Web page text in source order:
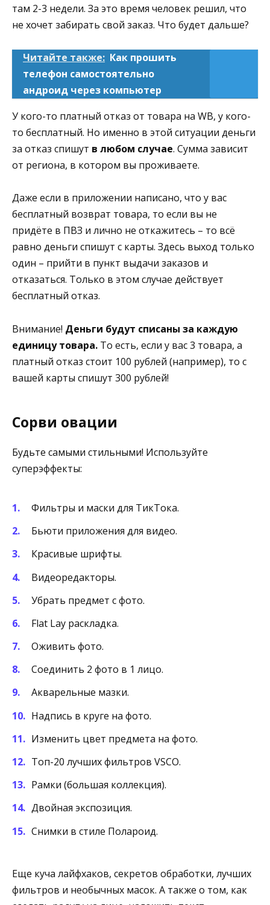
там 2-3 недели. За это время человек решил, что
не хочет забирать свой заказ. Что будет дальше?
Читайте также: Как прошить
телефон самостоятельно
андроид через компьютер
У кого-то платный отказ от товара на WB, у кого-
то бесплатный. Но именно в этой ситуации деньги
за отказ спишут в любом случае. Сумма зависит
от региона, в котором вы проживаете.
Даже если в приложении написано, что у вас
бесплатный возврат товара, то если вы не
придёте в ПВЗ и лично не откажитесь – то всё
равно деньги спишут с карты. Здесь выход только
один – прийти в пункт выдачи заказов и
отказаться. Только в этом случае действует
бесплатный отказ.
Внимание! Деньги будут списаны за каждую
единицу товара. То есть, если у вас 3 товара, а
платный отказ стоит 100 рублей (например), то с
вашей карты спишут 300 рублей!
Сорви овации
Будьте самыми стильными! Используйте
суперэффекты:
Фильтры и маски для ТикТока.
Бьюти приложения для видео.
Красивые шрифты.
Видеоредакторы.
Убрать предмет с фото.
Flat Lay раскладка.
Оживить фото.
Соединить 2 фото в 1 лицо.
Акварельные мазки.
Надпись в круге на фото.
Изменить цвет предмета на фото.
Топ-20 лучших фильтров VSCO.
Рамки (большая коллекция).
Двойная экспозиция.
Снимки в стиле Полароид.
Еще куча лайфхаков, секретов обработки, лучших
фильтров и необычных масок. А также о том, как